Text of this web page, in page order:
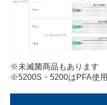
※未滅菌商品もあります
※5200S・5200はPFA使用